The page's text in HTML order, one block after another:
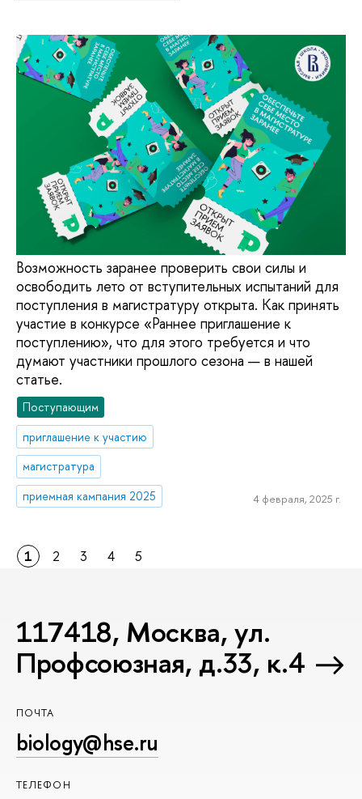
Возможность заранее проверить свои силы и
освободить лето от вступительных испытаний для
поступления в магистратуру открыта. Как принять
участие в конкурсе «Раннее приглашение к
поступлению», что для этого требуется и что
думают участники прошлого сезона — в нашей
статье.
Поступающим
приглашение к участию
магистратура
приемная кампания 2025
4 февраля, 2025 г.
1 2 3 4 5
117418, Москва, ул.
Профсоюзная, д.33, к.4
ПОЧТА
biology@hse.ru
ТЕЛЕФОН